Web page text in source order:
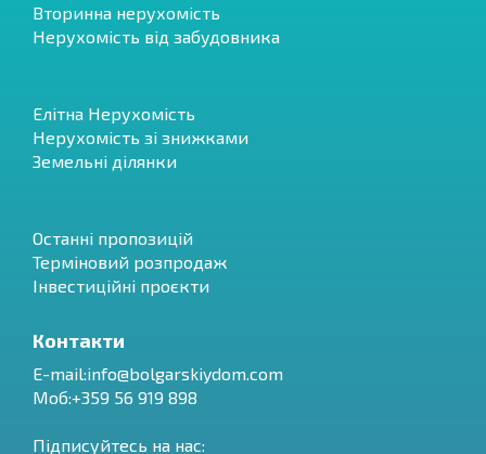
Вторинна нерухомість
Нерухомість від забудовника
Елітна Нерухомість
Нерухомість зі знижками
Земельні ділянки
Останні пропозицій
Терміновий розпродаж
Інвестиційні проєкти
Контакти
E-mail:info@bolgarskiydom.com
Моб:+359 56 919 898
Підписуйтесь на нас: